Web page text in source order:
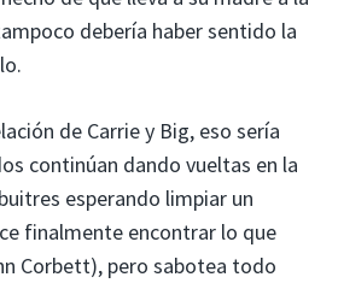
debería haber sentido la
de Carrie y Big, eso sería
continúan dando vueltas en la
esperando limpiar un
finalmente encontrar lo que
Corbett), pero sabotea todo